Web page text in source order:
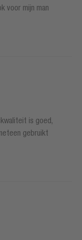
voor mijn man
is goed,
gebruikt